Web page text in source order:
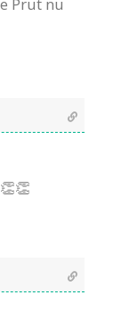
Prut nu